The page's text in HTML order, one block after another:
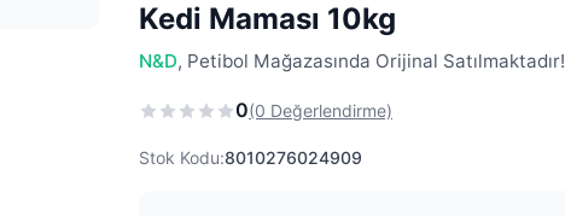
Kedi Maması 10kg
N&D, Petibol Mağazasında Orijinal Satılmaktadır!
0(0 Değerlendirme)
Stok Kodu:8010276024909